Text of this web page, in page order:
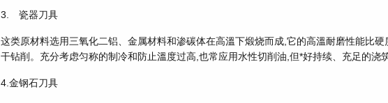
3. 瓷器刀具
这类原材料选用三氧化二铝、金属材料和渗碳体在高溫下煅烧而成,它的高溫耐磨性能比
干钻削。充分考虑匀称的制冷和防止溫度过高,也常应用水性切削油,但*好持续、充足的浇
4.金钢石刀具